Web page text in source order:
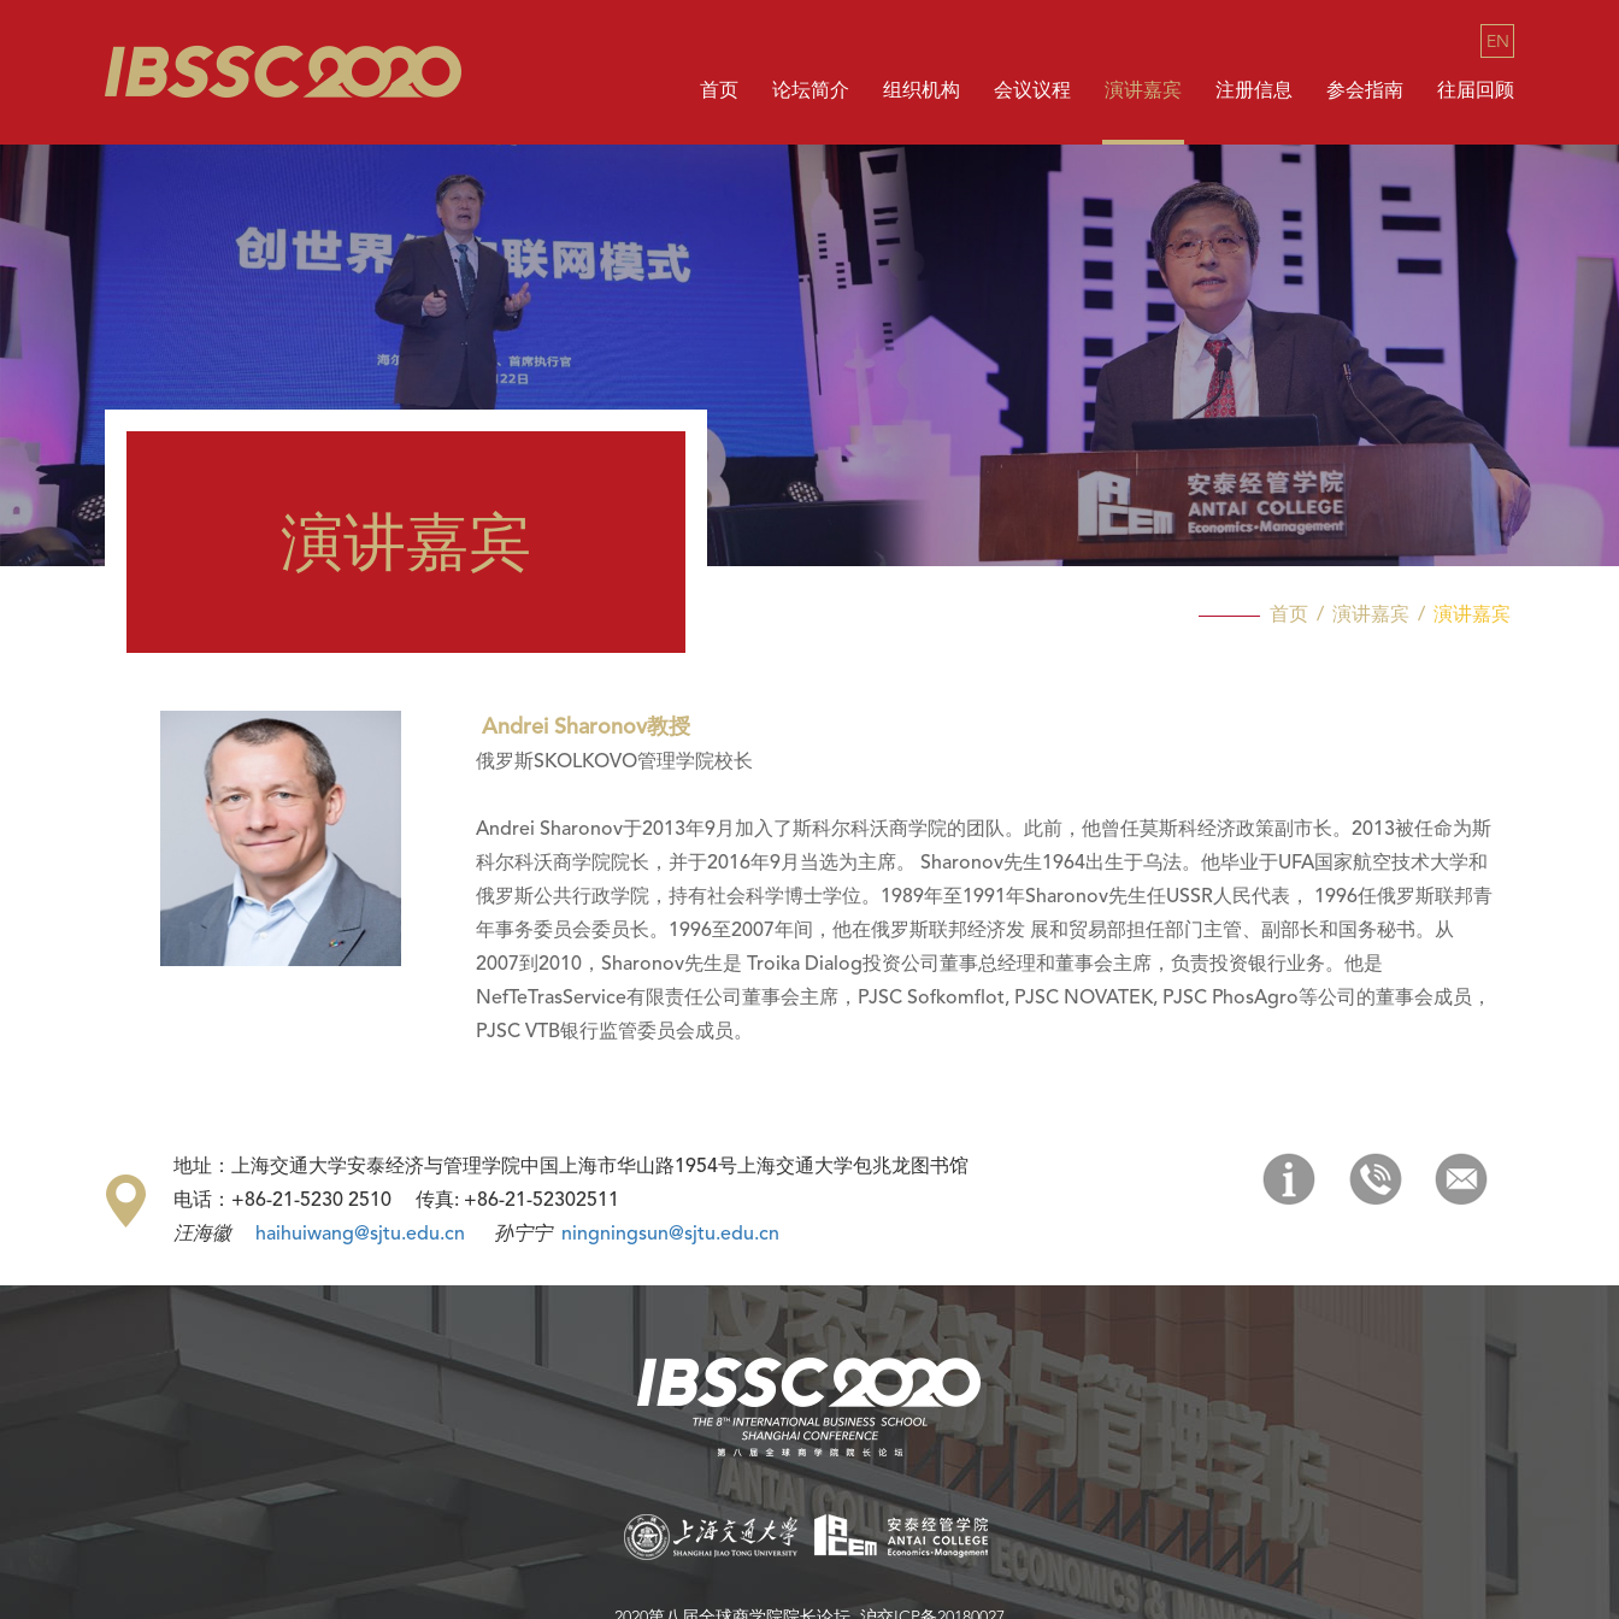
首页 论坛简介 组织机构 会议议程 演讲嘉宾 注册信息 参会指南 往届回顾
EN
演讲嘉宾
首页 / 演讲嘉宾 / 演讲嘉宾
Andrei Sharonov教授
俄罗斯SKOLKOVO管理学院校长
Andrei Sharonov于2013年9月加入了斯科尔科沃商学院的团队。此前，他曾任莫斯科经济政策副市长。2013被任命为斯
科尔科沃商学院院长，并于2016年9月当选为主席。 Sharonov先生1964出生于乌法。他毕业于UFA国家航空技术大学和
俄罗斯公共行政学院，持有社会科学博士学位。1989年至1991年Sharonov先生任USSR人民代表， 1996任俄罗斯联邦青
年事务委员会委员长。1996至2007年间，他在俄罗斯联邦经济发 展和贸易部担任部门主管、副部长和国务秘书。从
2007到2010，Sharonov先生是 Troika Dialog投资公司董事总经理和董事会主席，负责投资银行业务。他是
NefTeTrasService有限责任公司董事会主席，PJSC Sofkomﬂot, PJSC NOVATEK, PJSC PhosAgro等公司的董事会成员，
PJSC VTB银行监管委员会成员。
地址：上海交通大学安泰经济与管理学院中国上海市华山路1954号上海交通大学包兆龙图书馆
电话：+86-21-5230 2510 传真: +86-21-52302511
汪海徽
haihuiwang@sjtu.edu.cn 孙宁宁 ningningsun@sjtu.edu.cn